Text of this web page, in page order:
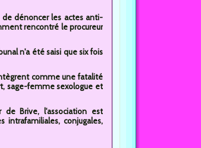
dénoncer les actes anti-
rencontré le procureur
n'a été saisi que six fois
comme une fatalité
sage-femme sexologue et
Brive, l'association est
intrafamiliales, conjugales,